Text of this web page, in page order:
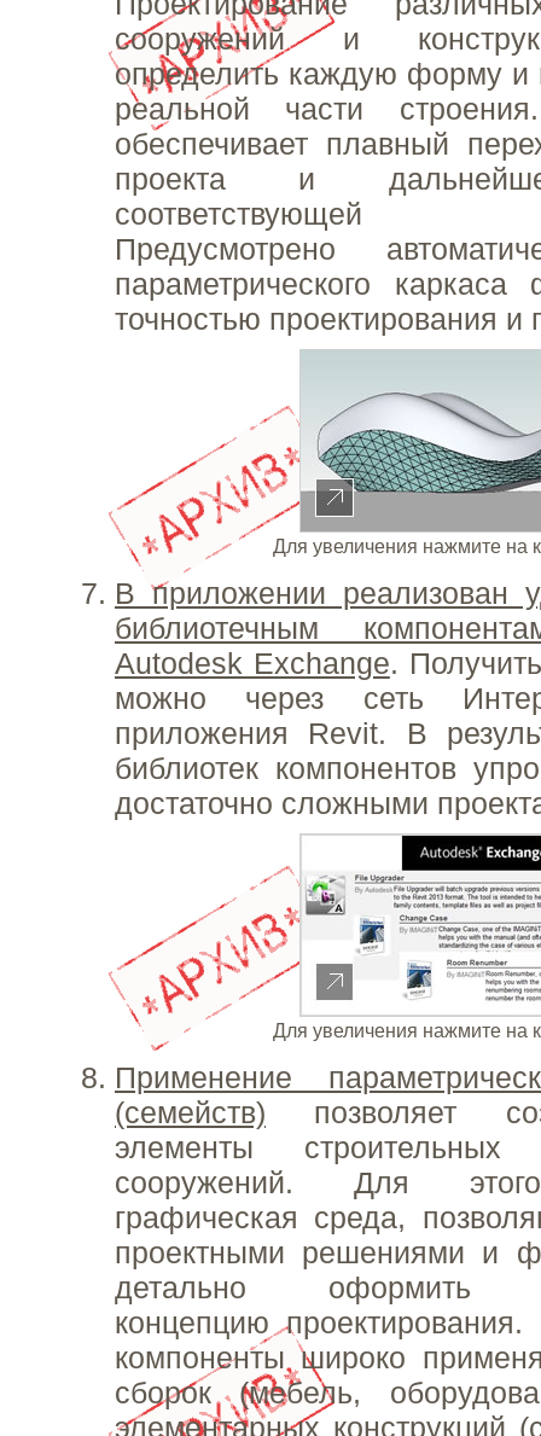
сооружений и
определить каждую форму и
реальной части
обеспечивает плавный
проекта и
соответствующей
Предусмотрено
параметрического
точностью проектирования и
Для увеличения нажмите на
В приложении реализован
библиотечным
Autodesk Exchange.
можно через сеть
приложения Revit. В
библиотек компонентов
достаточно сложными
Для увеличения нажмите на
Применение
(семейств) позволяет
элементы строительных
сооружений. Для этого
графическая среда,
проектными решениями и
детально оформить
концепцию проектирования.
компоненты широко
сборок (мебель,
элементарных конструкций